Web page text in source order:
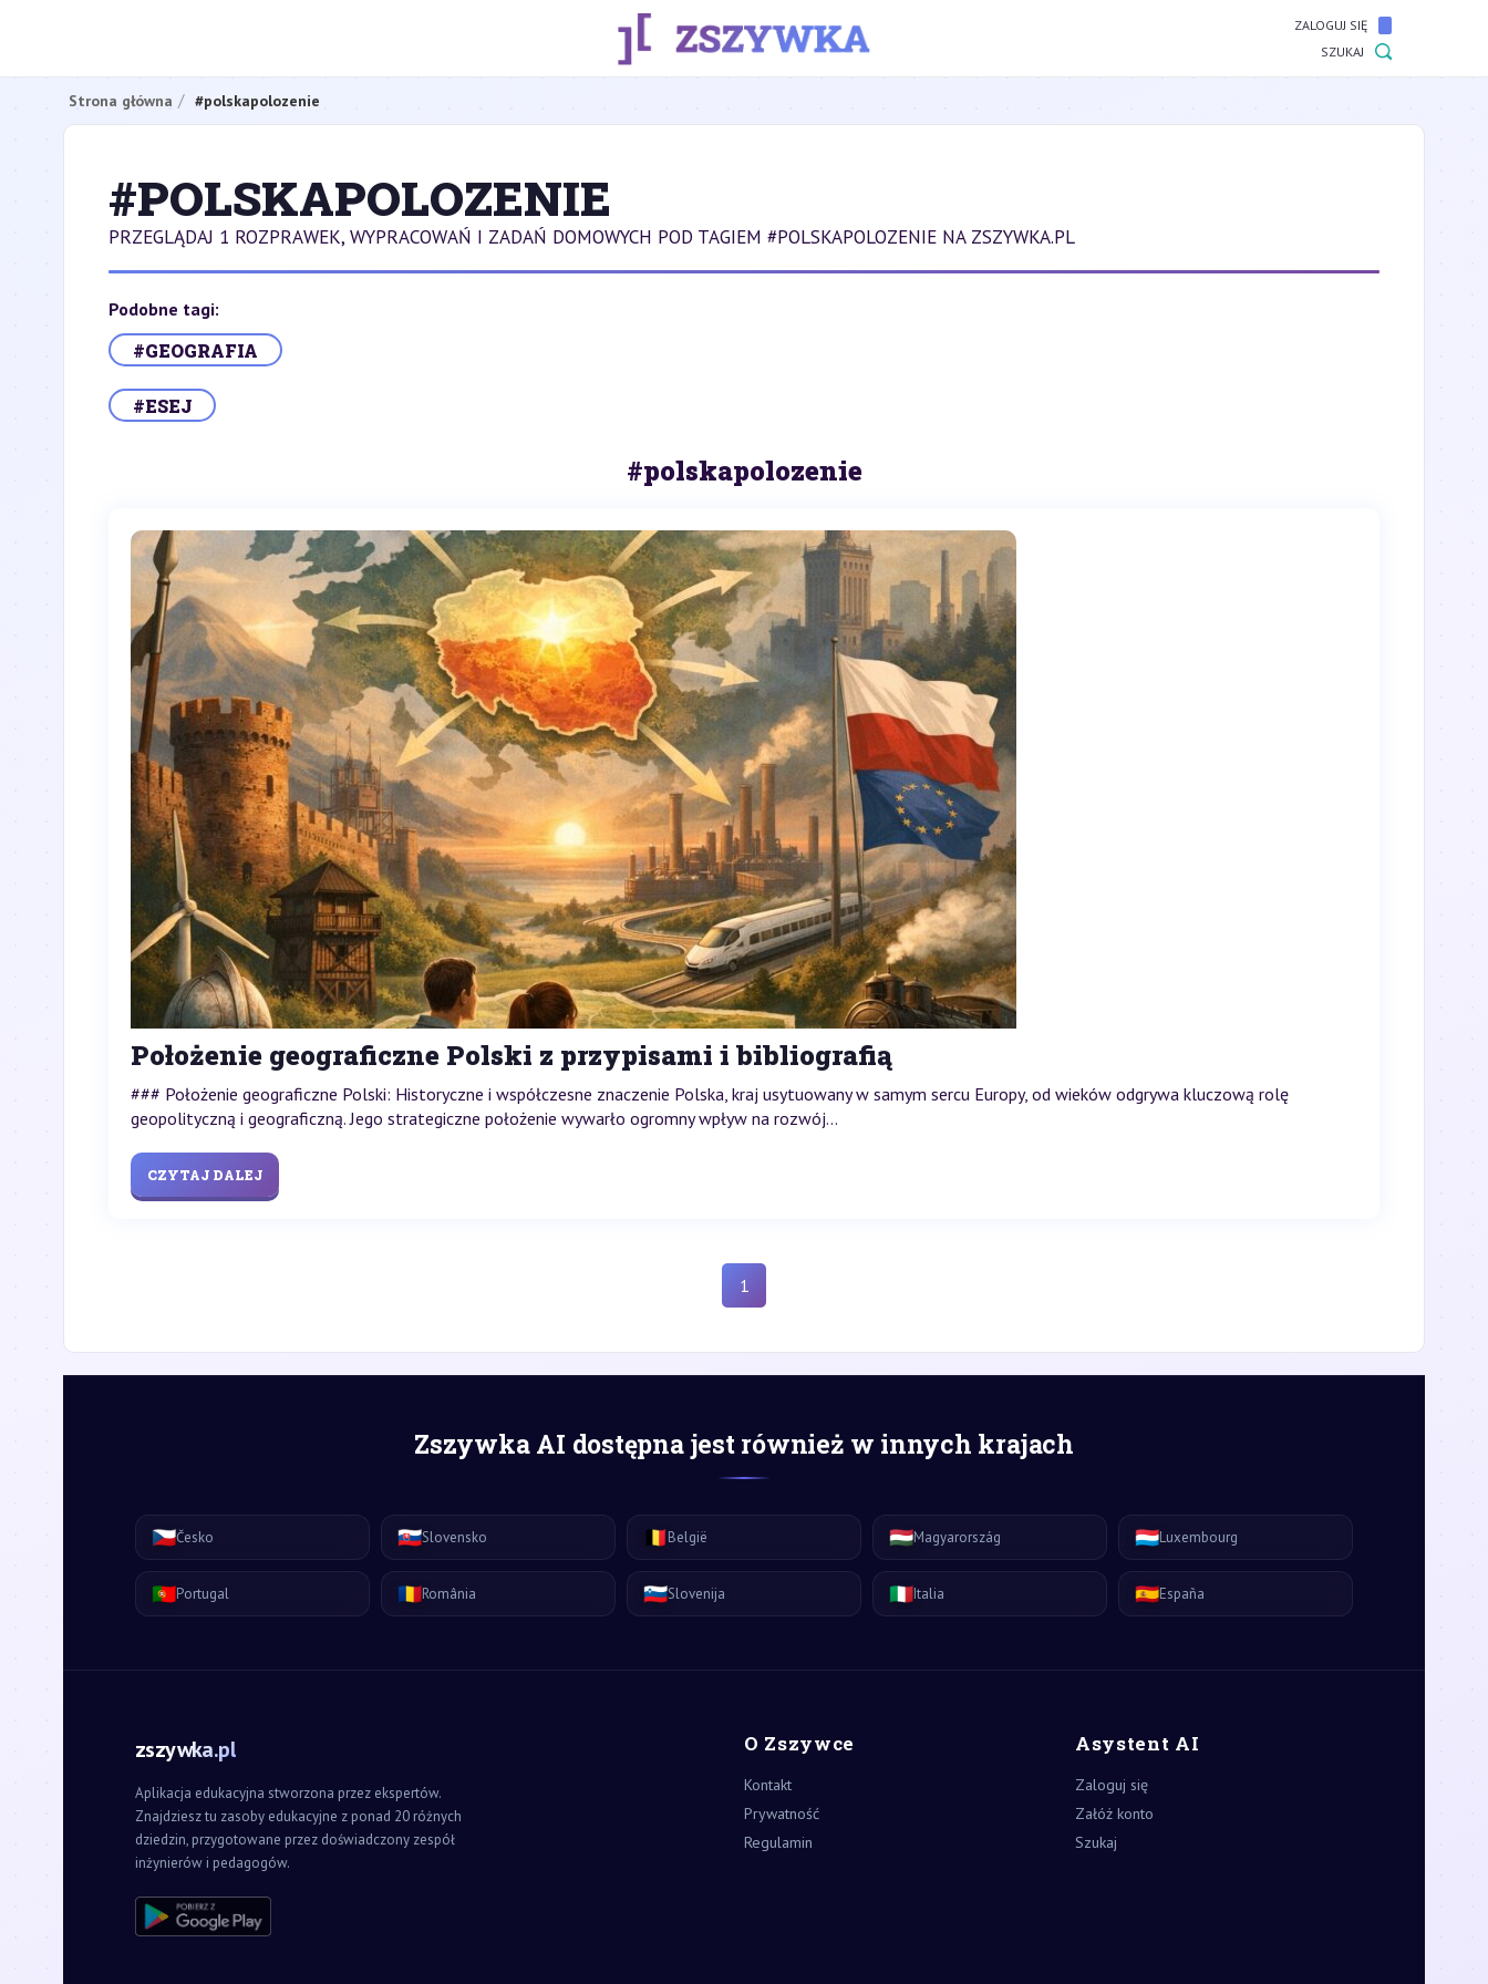
ZALOGUJ SIĘ
SZUKAJ
Strona główna #polskapolozenie
#POLSKAPOLOZENIE
PRZEGLĄDAJ 1 ROZPRAWEK, WYPRACOWAŃ I ZADAŃ DOMOWYCH POD TAGIEM #POLSKAPOLOZENIE NA ZSZYWKA.PL
Podobne tagi:
#GEOGRAFIA
#ESEJ
#polskapolozenie
Położenie geograficzne Polski z przypisami i bibliografią
### Położenie geograficzne Polski: Historyczne i współczesne znaczenie Polska, kraj usytuowany w samym sercu Europy, od wieków odgrywa kluczową rolę
geopolityczną i geograficzną. Jego strategiczne położenie wywarło ogromny wpływ na rozwój...
CZYTAJ DALEJ
1
Zszywka AI dostępna jest również w innych krajach
🇨🇿Česko 🇸🇰Slovensko 🇧🇪België 🇭🇺Magyarország 🇱🇺Luxembourg
🇵🇹Portugal 🇷🇴România 🇸🇮Slovenija 🇮🇹Italia 🇪🇸España
zszywka.pl
Aplikacja edukacyjna stworzona przez ekspertów.
Znajdziesz tu zasoby edukacyjne z ponad 20 różnych
dziedzin, przygotowane przez doświadczony zespół
inżynierów i pedagogów.
O Zszywce
Kontakt
Prywatność
Regulamin
Asystent AI
Zaloguj się
Załóż konto
Szukaj